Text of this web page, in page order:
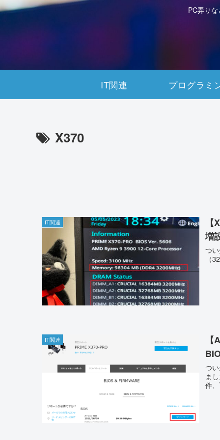
PC弄り
IT関連 プログラミ
X370
IT関連
増
つ
（
IT関連
つ
ま
件